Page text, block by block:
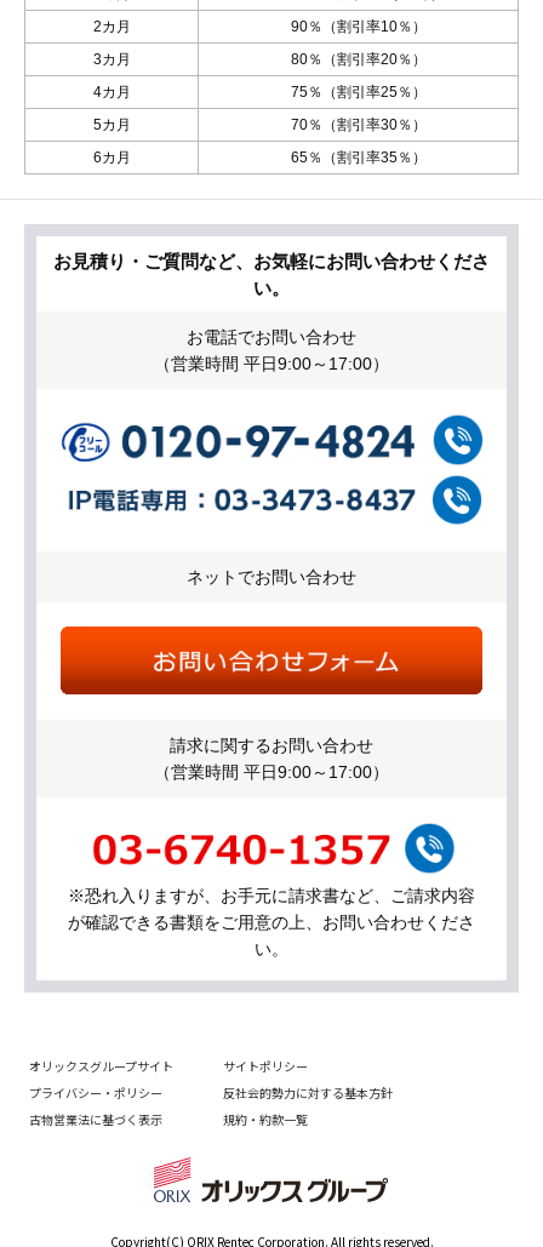
2カ月
90％（割引率10％）
3カ月
80％（割引率20％）
4カ月
75％（割引率25％）
5カ月
70％（割引率30％）
6カ月
65％（割引率35％）
お見積り・ご質問など、お気軽にお問い合わせくださ
い。
お電話でお問い合わせ
（営業時間 平日9:00～17:00）
ネットでお問い合わせ
請求に関するお問い合わせ
（営業時間 平日9:00～17:00）
※恐れ入りますが、お手元に請求書など、ご請求内容
が確認できる書類をご用意の上、お問い合わせくださ
い。
オリックスグループサイト
サイトポリシー
プライバシー・ポリシー
反社会的勢力に対する基本方針
古物営業法に基づく表示
規約・約款一覧
Copyright(C) ORIX Rentec Corporation. All rights reserved.